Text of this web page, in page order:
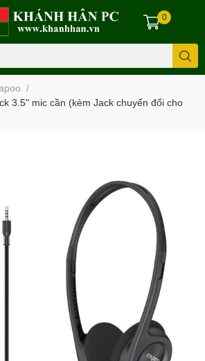
0
/
3.5" mic cần (kèm Jack chuyển đổi cho